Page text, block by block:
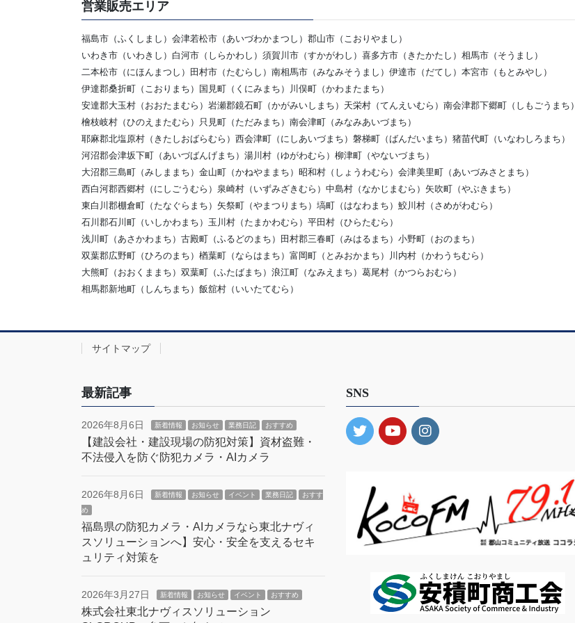
営業販売エリア
福島市（ふくしまし）会津若松市（あいづわかまつし）郡山市（こおりやまし）
いわき市（いわきし）白河市（しらかわし）須賀川市（すかがわし）喜多方市（きたかたし）相馬市（そうまし）
二本松市（にほんまつし）田村市（たむらし）南相馬市（みなみそうまし）伊達市（だてし）本宮市（もとみやし）
伊達郡桑折町（こおりまち）国見町（くにみまち）川俣町（かわまたまち）
安達郡大玉村（おおたまむら）岩瀬郡鏡石町（かがみいしまち）天栄村（てんえいむら）南会津郡下郷町（しもごうまち）
檜枝岐村（ひのえまたむら）只見町（ただみまち）南会津町（みなみあいづまち）
耶麻郡北塩原村（きたしおばらむら）西会津町（にしあいづまち）磐梯町（ばんだいまち）猪苗代町（いなわしろまち）
河沼郡会津坂下町（あいづばんげまち）湯川村（ゆがわむら）柳津町（やないづまち）
大沼郡三島町（みしままち）金山町（かねやままち）昭和村（しょうわむら）会津美里町（あいづみさとまち）
西白河郡西郷村（にしごうむら）泉崎村（いずみざきむら）中島村（なかじまむら）矢吹町（やぶきまち）
東白川郡棚倉町（たなぐらまち）矢祭町（やまつりまち）塙町（はなわまち）鮫川村（さめがわむら）
石川郡石川町（いしかわまち）玉川村（たまかわむら）平田村（ひらたむら）
浅川町（あさかわまち）古殿町（ふるどのまち）田村郡三春町（みはるまち）小野町（おのまち）
双葉郡広野町（ひろのまち）楢葉町（ならはまち）富岡町（とみおかまち）川内村（かわうちむら）
大熊町（おおくままち）双葉町（ふたばまち）浪江町（なみえまち）葛尾村（かつらおむら）
相馬郡新地町（しんちまち）飯舘村（いいたてむら）
サイトマップ
最新記事
2026年8月6日 新着情報 お知らせ 業務日記 おすすめ
【建設会社・建設現場の防犯対策】資材盗難・
不法侵入を防ぐ防犯カメラ・AIカメラ
2026年8月6日 新着情報 お知らせ イベント 業務日記
おすす
め
福島県の防犯カメラ・AIカメラなら東北ナヴィ
スソリューションへ】安心・安全を支えるセキ
ュリティ対策を
2026年3月27日 新着情報 お知らせ イベント おすすめ
株式会社東北ナヴィスソリューション
SNS